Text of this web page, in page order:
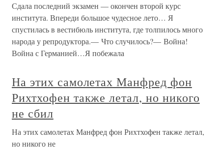
Сдала последний экзамен — окончен второй курс
института. Впереди большое чудесное лето… Я
спустилась в вестибюль института, где толпилось много
народа у репродуктора.— Что случилось?— Война!
Война с Германией…Я побежала
На этих самолетах Манфред фон
Рихтхофен также летал, но никого
не сбил
На этих самолетах Манфред фон Рихтхофен также летал,
но никого не